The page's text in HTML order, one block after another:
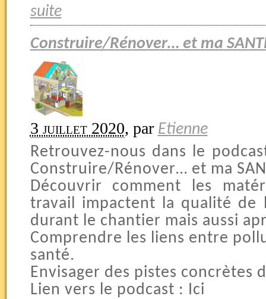
suite
Construire/Rénover… et ma
3 juillet 2020, par Etienne
Retrouvez-nous dans le
Construire/Rénover… et ma
Découvrir comment les
travail impactent la qualité de
durant le chantier mais aussi
Comprendre les liens entre
santé.
Envisager des pistes concrètes
Lien vers le podcast : Ici